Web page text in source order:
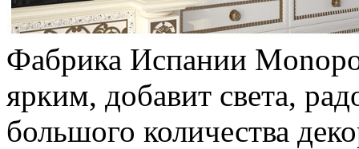
Фабрика Испании
ярким, добавит света,
большого количества